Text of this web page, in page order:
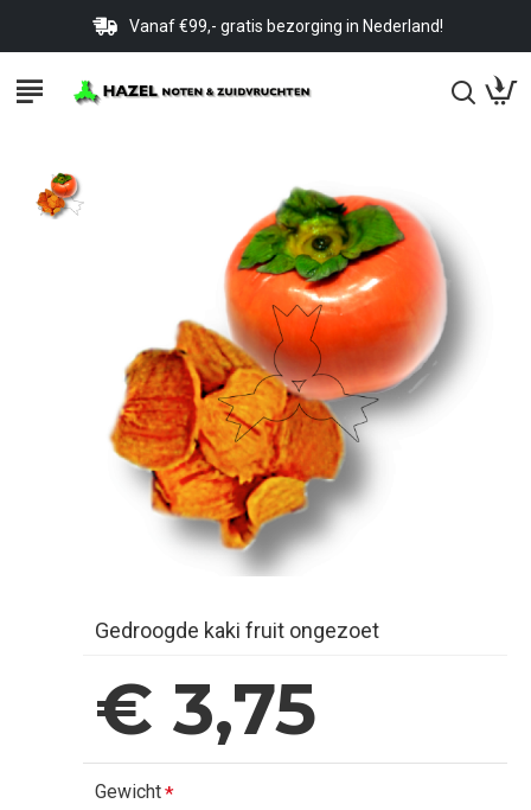
Vanaf €99,- gratis bezorging in Nederland!
Gedroogde kaki fruit ongezoet
€ 3,75
Gewicht